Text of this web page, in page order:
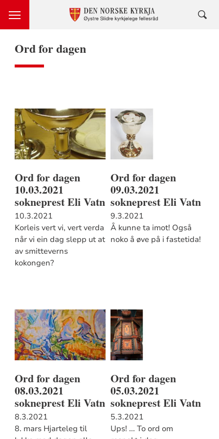
Ord for dagen
Ord for dagen
10.03.2021
sokneprest Eli Vatn
10.3.2021
Korleis vert vi, vert verda
når vi ein dag slepp ut at
av smitteverns
kokongen?
Ord for dagen
09.03.2021
sokneprest Eli Vatn
9.3.2021
Å kunne ta imot! Også
noko å øve på i fastetida!
Ord for dagen
08.03.2021
sokneprest Eli Vatn
8.3.2021
8. mars Hjarteleg til
Ord for dagen
05.03.2021
sokneprest Eli Vatn
5.3.2021
Ups! ... To ord om